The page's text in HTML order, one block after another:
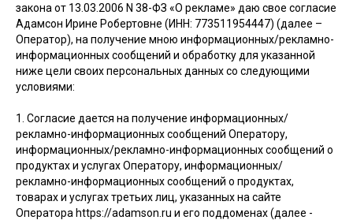
закона от 13.03.2006 N 38-ФЗ «О рекламе» даю свое согласие
Адамсон Ирине Робертовне (ИНН: 773511954447) (далее –
Оператор), на получение мною информационных/рекламно-
информационных сообщений и обработку для указанной
ниже цели своих персональных данных со следующими
условиями:
1. Согласие дается на получение информационных/
рекламно-информационных сообщений Оператору,
информационных/рекламно-информационных сообщений о
продуктах и услугах Оператору, информационных/
рекламно-информационных сообщений о продуктах,
товарах и услугах третьих лиц, указанных на сайте
Оператора https://adamson.ru и его поддоменах (далее -